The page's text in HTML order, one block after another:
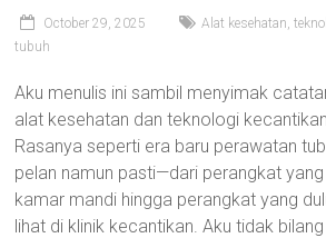
October 29, 2025
Alat kesehatan,
tubuh
Aku menulis ini sambil menyimak
alat kesehatan dan teknologi
Rasanya seperti era baru perawatan
pelan namun pasti—dari perangkat
kamar mandi hingga perangkat yang
lihat di klinik kecantikan. Aku tidak